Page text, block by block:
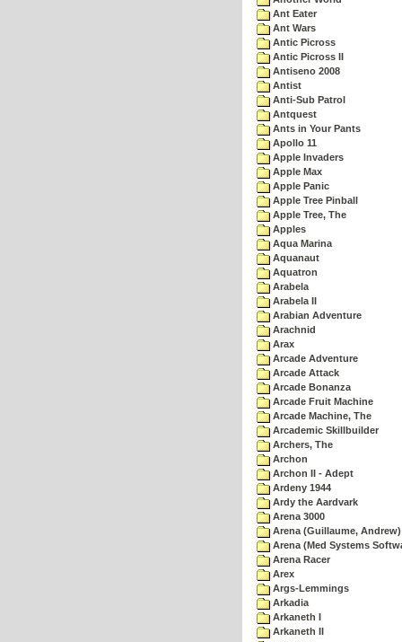
Ant Eater
Ant Wars
Antic Picross
Antic Picross II
Antiseno 2008
Antist
Anti-Sub Patrol
Antquest
Ants in Your Pants
Apollo 11
Apple Invaders
Apple Max
Apple Panic
Apple Tree Pinball
Apple Tree, The
Apples
Aqua Marina
Aquanaut
Aquatron
Arabela
Arabela II
Arabian Adventure
Arachnid
Arax
Arcade Adventure
Arcade Attack
Arcade Bonanza
Arcade Fruit Machine
Arcade Machine, The
Arcademic Skillbuilder
Archers, The
Archon
Archon II - Adept
Ardeny 1944
Ardy the Aardvark
Arena 3000
Arena (Guillaume, Andrew)
Arena (Med Systems
Arena Racer
Arex
Args-Lemmings
Arkadia
Arkaneth I
Arkaneth II